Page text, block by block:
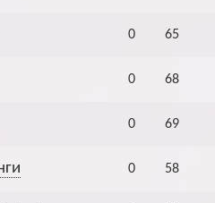
0 65
0 68
0 69
0 58